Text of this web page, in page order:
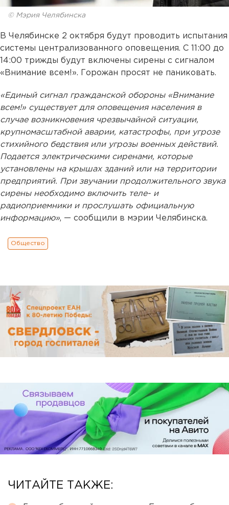
© Мэрия Челябинска
В Челябинске 2 октября будут проводить испытания
системы централизованного оповещения. С 11:00 до
14:00 трижды будут включены сирены с сигналом
«Внимание всем!». Горожан просят не паниковать.
«Единый сигнал гражданской обороны «Внимание
всем!» существует для оповещения населения в
случае возникновения чрезвычайной ситуации,
крупномасштабной аварии, катастрофы, при угрозе
стихийного бедствия или угрозы военных действий.
Подается электрическими сиренами, которые
установлены на крышах зданий или на территории
предприятий. При звучании продолжительного звука
сирены необходимо включить теле- и
радиоприемники и прослушать официальную
информацию», — сообщили в мэрии Челябинска.
Общество
ЧИТАЙТЕ ТАКЖЕ: